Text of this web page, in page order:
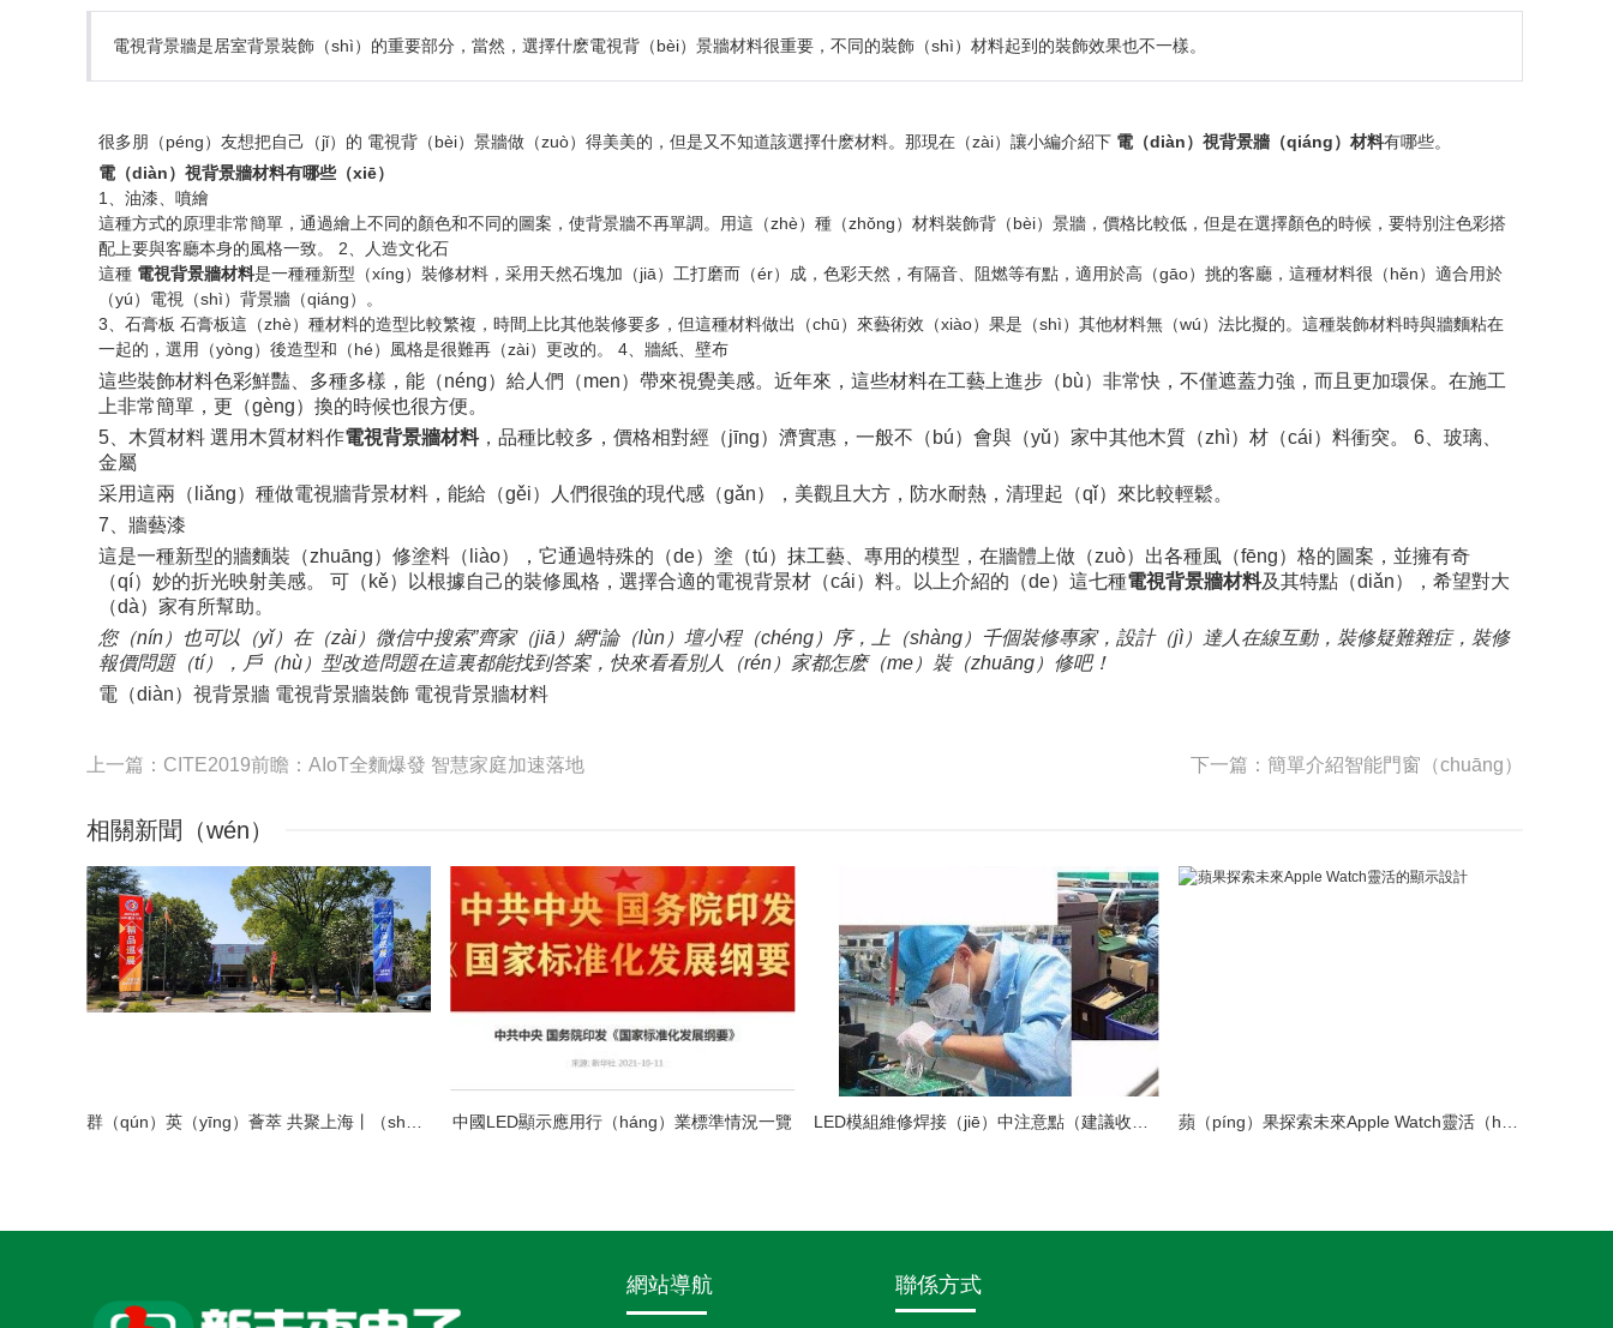
電視背景牆是居室背景裝飾（shì）的重要部分，當然，選擇什麽電視背（bèi）景牆材料很重要，不同的裝飾（shì）材料起到的裝飾效果也不一樣。
很多朋（péng）友想把自己（jǐ）的 電視背（bèi）景牆做（zuò）得美美的，但是又不知道該選擇什麽材料。那現在（zài）讓小編介紹下 電（diàn）視背景牆（qiáng）材料有哪些。
電（diàn）視背景牆材料有哪些（xiē）
1、油漆、噴繪
這種方式的原理非常簡單，通過繪上不同的顏色和不同的圖案，使背景牆不再單調。用這（zhè）種（zhǒng）材料裝飾背（bèi）景牆，價格比較低，但是在選擇顏色的時候，要特別注色彩搭
配上要與客廳本身的風格一致。 2、人造文化石
這種 電視背景牆材料是一種種新型（xíng）裝修材料，采用天然石塊加（jiā）工打磨而（ér）成，色彩天然，有隔音、阻燃等有點，適用於高（gāo）挑的客廳，這種材料很（hěn）適合用於
（yú）電視（shì）背景牆（qiáng）。
3、石膏板 石膏板這（zhè）種材料的造型比較繁複，時間上比其他裝修要多，但這種材料做出（chū）來藝術效（xiào）果是（shì）其他材料無（wú）法比擬的。這種裝飾材料時與牆麵粘在
一起的，選用（yòng）後造型和（hé）風格是很難再（zài）更改的。 4、牆紙、壁布
這些裝飾材料色彩鮮豔、多種多樣，能（néng）給人們（men）帶來視覺美感。近年來，這些材料在工藝上進步（bù）非常快，不僅遮蓋力強，而且更加環保。在施工
上非常簡單，更（gèng）換的時候也很方便。
5、木質材料 選用木質材料作電視背景牆材料，品種比較多，價格相對經（jīng）濟實惠，一般不（bú）會與（yǔ）家中其他木質（zhì）材（cái）料衝突。 6、玻璃、
金屬
采用這兩（liǎng）種做電視牆背景材料，能給（gěi）人們很強的現代感（gǎn），美觀且大方，防水耐熱，清理起（qǐ）來比較輕鬆。
7、牆藝漆
這是一種新型的牆麵裝（zhuāng）修塗料（liào），它通過特殊的（de）塗（tú）抹工藝、專用的模型，在牆體上做（zuò）出各種風（fēng）格的圖案，並擁有奇
（qí）妙的折光映射美感。 可（kě）以根據自己的裝修風格，選擇合適的電視背景材（cái）料。以上介紹的（de）這七種電視背景牆材料及其特點（diǎn），希望對大
（dà）家有所幫助。
您（nín）也可以（yǐ）在（zài）微信中搜索”齊家（jiā）網“論（lùn）壇小程（chéng）序，上（shàng）千個裝修專家，設計（jì）達人在線互動，裝修疑難雜症，裝修
報價問題（tí），戶（hù）型改造問題在這裏都能找到答案，快來看看別人（rén）家都怎麽（me）裝（zhuāng）修吧！
電（diàn）視背景牆 電視背景牆裝飾 電視背景牆材料
上一篇：CITE2019前瞻：AIoT全麵爆發 智慧家庭加速落地 下一篇：簡單介紹智能門窗（chuāng）
相關新聞（wén）
群（qún）英（yīng）薈萃 共聚上海丨（shù）全國LED精品巡展攜手（shǒu）共謀行業發展大計 中國LED顯示應用行（háng）業標準情況一覽 LED模組維修焊接（jiē）中注意點（建議收藏） 蘋（píng）果探索未來Apple Watch靈活（huó）的（de）顯示設計
網站導航 聯係方式